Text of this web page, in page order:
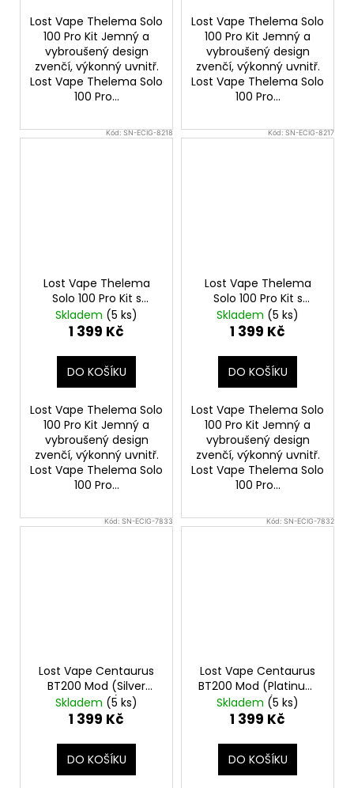
Lost Vape Thelema Solo
100 Pro Kit Jemný a
vybroušený design
zvenčí, výkonný uvnitř.
Lost Vape Thelema Solo
100 Pro...
Lost Vape Thelema Solo
100 Pro Kit Jemný a
vybroušený design
zvenčí, výkonný uvnitř.
Lost Vape Thelema Solo
100 Pro...
Kód:SN-ECIG-8218
Lost Vape Thelema
Solo 100 Pro Kit s
Centaurus Sub Ohm
Tank V2 (Lotus Lilac)
Skladem (5 ks)
1 399 Kč
DO KOŠÍKU
Lost Vape Thelema Solo
100 Pro Kit Jemný a
vybroušený design
zvenčí, výkonný uvnitř.
Lost Vape Thelema Solo
100 Pro...
Kód:SN-ECIG-8217
Lost Vape Thelema
Solo 100 Pro Kit s
Centaurus Sub Ohm
Tank V2 (Carbon
Skladem (5 ks)
1 399 Kč
DO KOŠÍKU
Lost Vape Thelema Solo
100 Pro Kit Jemný a
vybroušený design
zvenčí, výkonný uvnitř.
Lost Vape Thelema Solo
100 Pro...
Kód:SN-ECIG-7833
Lost Vape Centaurus
BT200 Mod (Silver
Carbon)
Skladem (5 ks)
1 399 Kč
DO KOŠÍKU
Kód:SN-ECIG-7832
Lost Vape Centaurus
BT200 Mod (Platinum
Ridge)
Skladem (5 ks)
1 399 Kč
DO KOŠÍKU